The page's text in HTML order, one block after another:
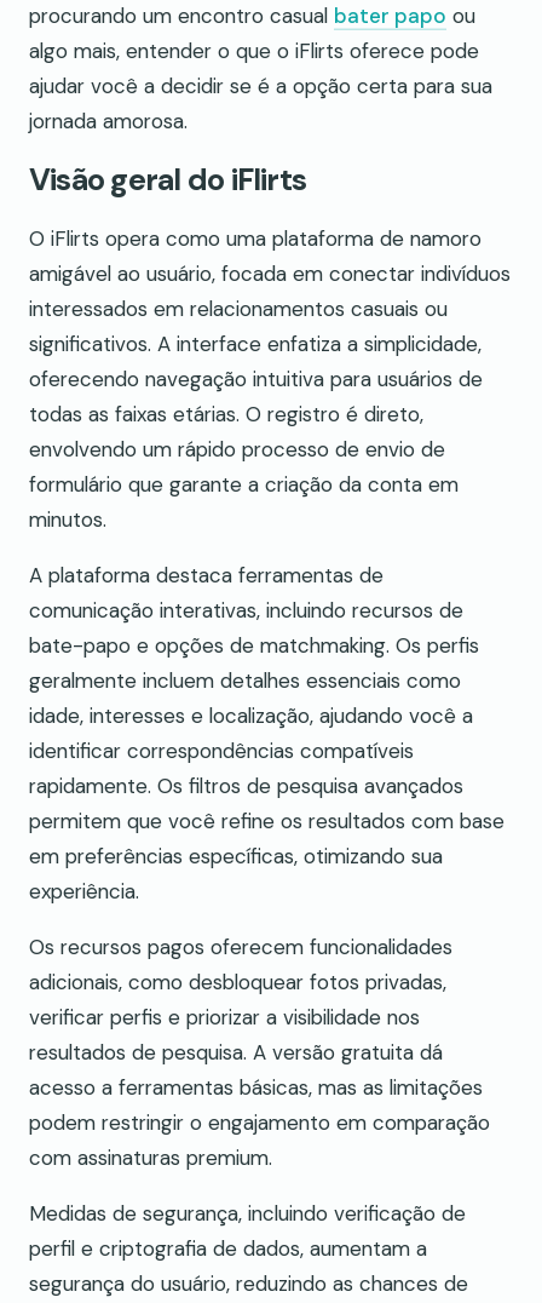
procurando um encontro casual bater papo ou
algo mais, entender o que o iFlirts oferece pode
ajudar você a decidir se é a opção certa para sua
jornada amorosa.
Visão geral do iFlirts
O iFlirts opera como uma plataforma de namoro
amigável ao usuário, focada em conectar indivíduos
interessados em relacionamentos casuais ou
significativos. A interface enfatiza a simplicidade,
oferecendo navegação intuitiva para usuários de
todas as faixas etárias. O registro é direto,
envolvendo um rápido processo de envio de
formulário que garante a criação da conta em
minutos.
A plataforma destaca ferramentas de
comunicação interativas, incluindo recursos de
bate-papo e opções de matchmaking. Os perfis
geralmente incluem detalhes essenciais como
idade, interesses e localização, ajudando você a
identificar correspondências compatíveis
rapidamente. Os filtros de pesquisa avançados
permitem que você refine os resultados com base
em preferências específicas, otimizando sua
experiência.
Os recursos pagos oferecem funcionalidades
adicionais, como desbloquear fotos privadas,
verificar perfis e priorizar a visibilidade nos
resultados de pesquisa. A versão gratuita dá
acesso a ferramentas básicas, mas as limitações
podem restringir o engajamento em comparação
com assinaturas premium.
Medidas de segurança, incluindo verificação de
perfil e criptografia de dados, aumentam a
segurança do usuário, reduzindo as chances de